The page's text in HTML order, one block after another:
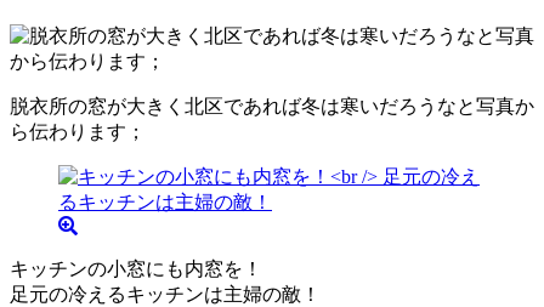
脱衣所の窓が大きく北区であれば冬は寒いだろうなと写真か
ら伝わります；
キッチンの小窓にも内窓を！
足元の冷えるキッチンは主婦の敵！